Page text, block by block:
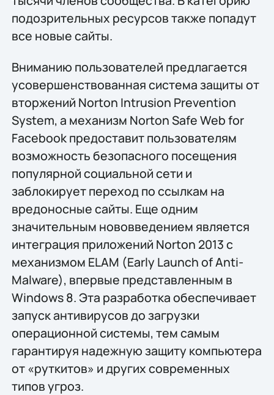
подозрительных ресурсов также попадут
все новые сайты.
Вниманию пользователей предлагается
усовершенствованная система защиты от
вторжений Norton Intrusion Prevention
System, а механизм Norton Safe Web for
Facebook предоставит пользователям
возможность безопасного посещения
популярной социальной сети и
заблокирует переход по ссылкам на
вредоносные сайты. Еще одним
значительным нововведением является
интеграция приложений Norton 2013 с
механизмом ELAM (Early Launch of Anti-
Malware), впервые представленным в
Windows 8. Эта разработка обеспечивает
запуск антивирусов до загрузки
операционной системы, тем самым
гарантируя надежную защиту компьютера
от «руткитов» и других современных
типов угроз.